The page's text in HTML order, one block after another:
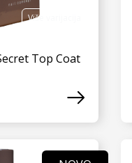
Više varijacija
Top Coat